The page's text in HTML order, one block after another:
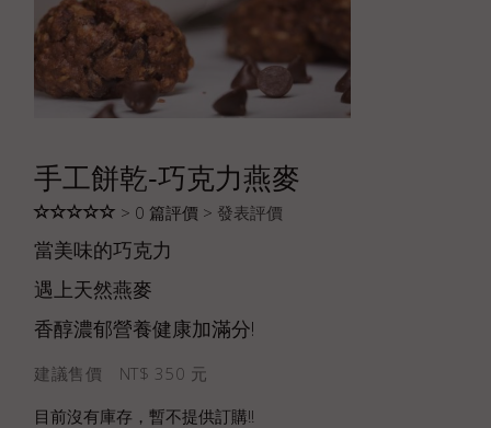
手工餅乾-巧克力燕麥
> 0 篇評價 > 發表評價
當美味的巧克力
遇上天然燕麥
香醇濃郁營養健康加滿分!
建議售價 NT$ 350 元
目前沒有庫存，暫不提供訂購!!